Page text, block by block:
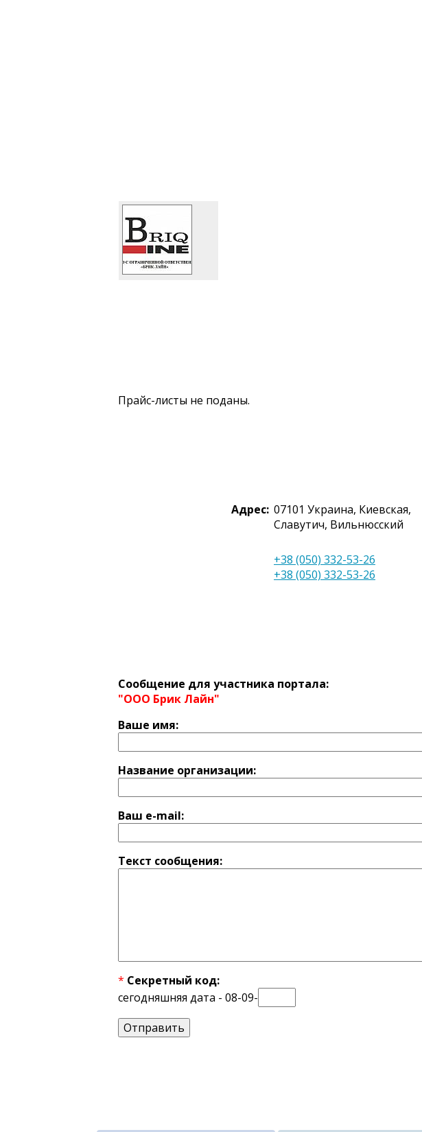
Прайс-листы не поданы.
Адрес: 07101 Украина, Киевская,
Славутич, Вильнюсский
+38 (050) 332-53-26
+38 (050) 332-53-26
Сообщение для участника портала:
"ООО Брик Лайн"
Ваше имя:
Название оргaнизации:
Ваш e-mail:
Текст сообщения:
* Секретный код:
сегодняшняя дата - 08-09-